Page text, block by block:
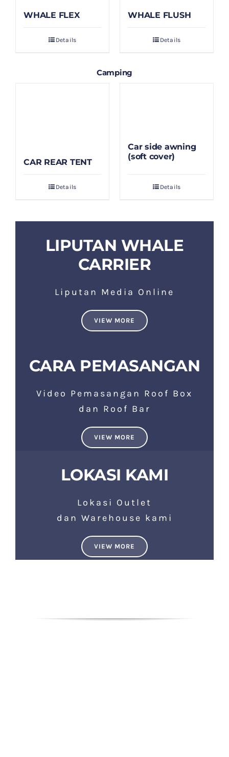
WHALE FLEX
Details
WHALE FLUSH
Details
Camping
CAR REAR TENT
Details
Car side awning
(soft cover)
Details
LIPUTAN WHALE
CARRIER
Liputan Media Online
VIEW MORE
CARA PEMASANGAN
Video Pemasangan Roof Box
dan Roof Bar
VIEW MORE
LOKASI KAMI
Lokasi Outlet
dan Warehouse kami
VIEW MORE